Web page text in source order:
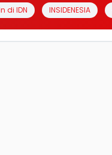
di IDN INSIDENESIA